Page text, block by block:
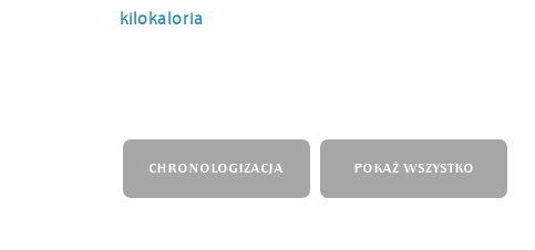
kilokaloria
CHRONOLOGIZACJA POKAŻ WSZYSTKO